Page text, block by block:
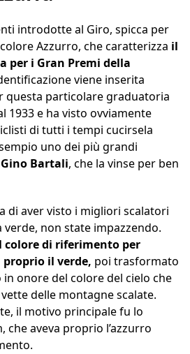
introdotte al Giro, spicca per
Azzurro, che caratterizza il
per i Gran Premi della
viene inserita
questa particolare graduatoria
1933 e ha visto ovviamente
di tutti i tempi cucirsela
uno dei più grandi
Gino Bartali, che la vinse per ben
di aver visto i migliori scalatori
non state impazzendo.
colore di riferimento per
il verde, poi trasformato
onore del colore del cielo che
delle montagne scalate.
il motivo principale fu lo
che aveva proprio l’azzurro